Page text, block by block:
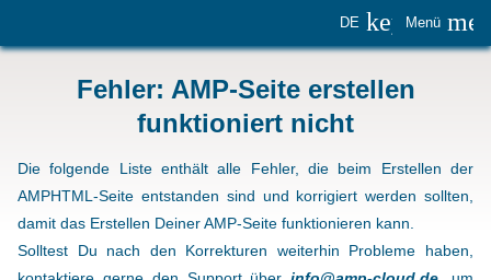
DE Menü
Fehler: AMP-Seite erstellen
funktioniert nicht
Die folgende Liste enthält alle Fehler, die beim Erstellen der
AMPHTML-Seite entstanden sind und korrigiert werden sollten,
damit das Erstellen Deiner AMP-Seite funktionieren kann.
Solltest Du nach den Korrekturen weiterhin Probleme haben,